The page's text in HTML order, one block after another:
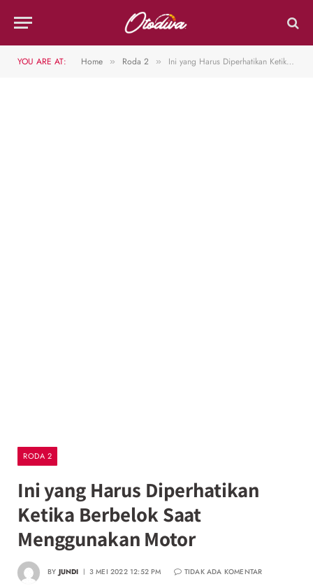
YOU ARE AT: Home » Roda 2 » Ini yang Harus Diperhatikan Ketika Berbelok Saat Menggunakan Motor
RODA 2
Ini yang Harus Diperhatikan
Ketika Berbelok Saat
Menggunakan Motor
BY JUNDI 3 MEI 2022 12:52 PM
TIDAK ADA KOMENTAR